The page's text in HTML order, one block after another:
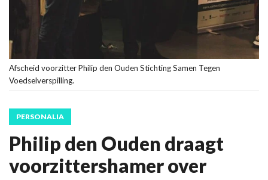
Afscheid voorzitter Philip den Ouden Stichting Samen Tegen
Voedselverspilling.
PERSONALIA
Philip den Ouden draagt
voorzittershamer over